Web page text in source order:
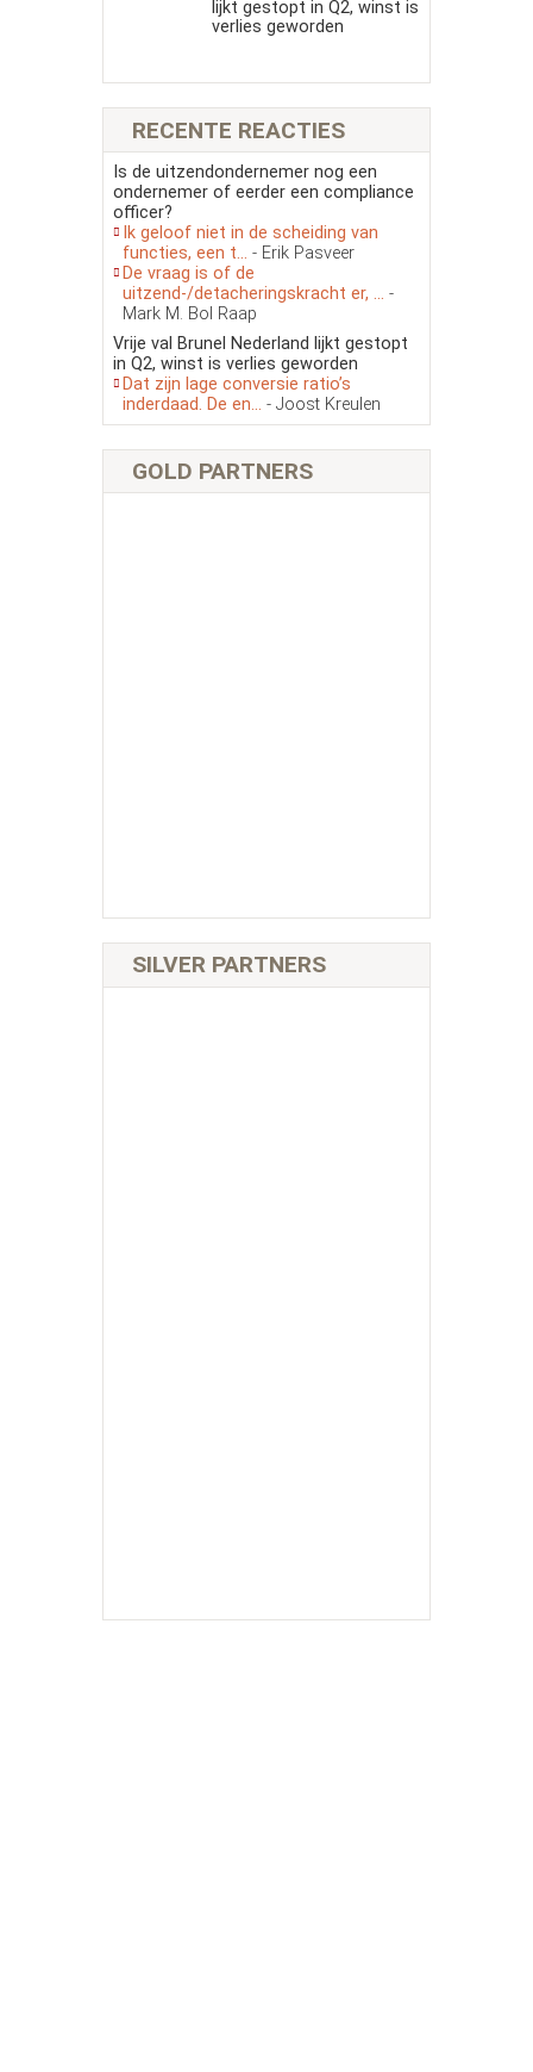
lijkt gestopt in Q2, winst is
verlies geworden
RECENTE REACTIES
Is de uitzendondernemer nog een
ondernemer of eerder een compliance
officer?
Ik geloof niet in de scheiding van
functies, een t... - Erik Pasveer
De vraag is of de
uitzend-/detacheringskracht er, ... -
Mark M. Bol Raap
Vrije val Brunel Nederland lijkt gestopt
in Q2, winst is verlies geworden
Dat zijn lage conversie ratio’s
inderdaad. De en... - Joost Kreulen
GOLD PARTNERS
SILVER PARTNERS